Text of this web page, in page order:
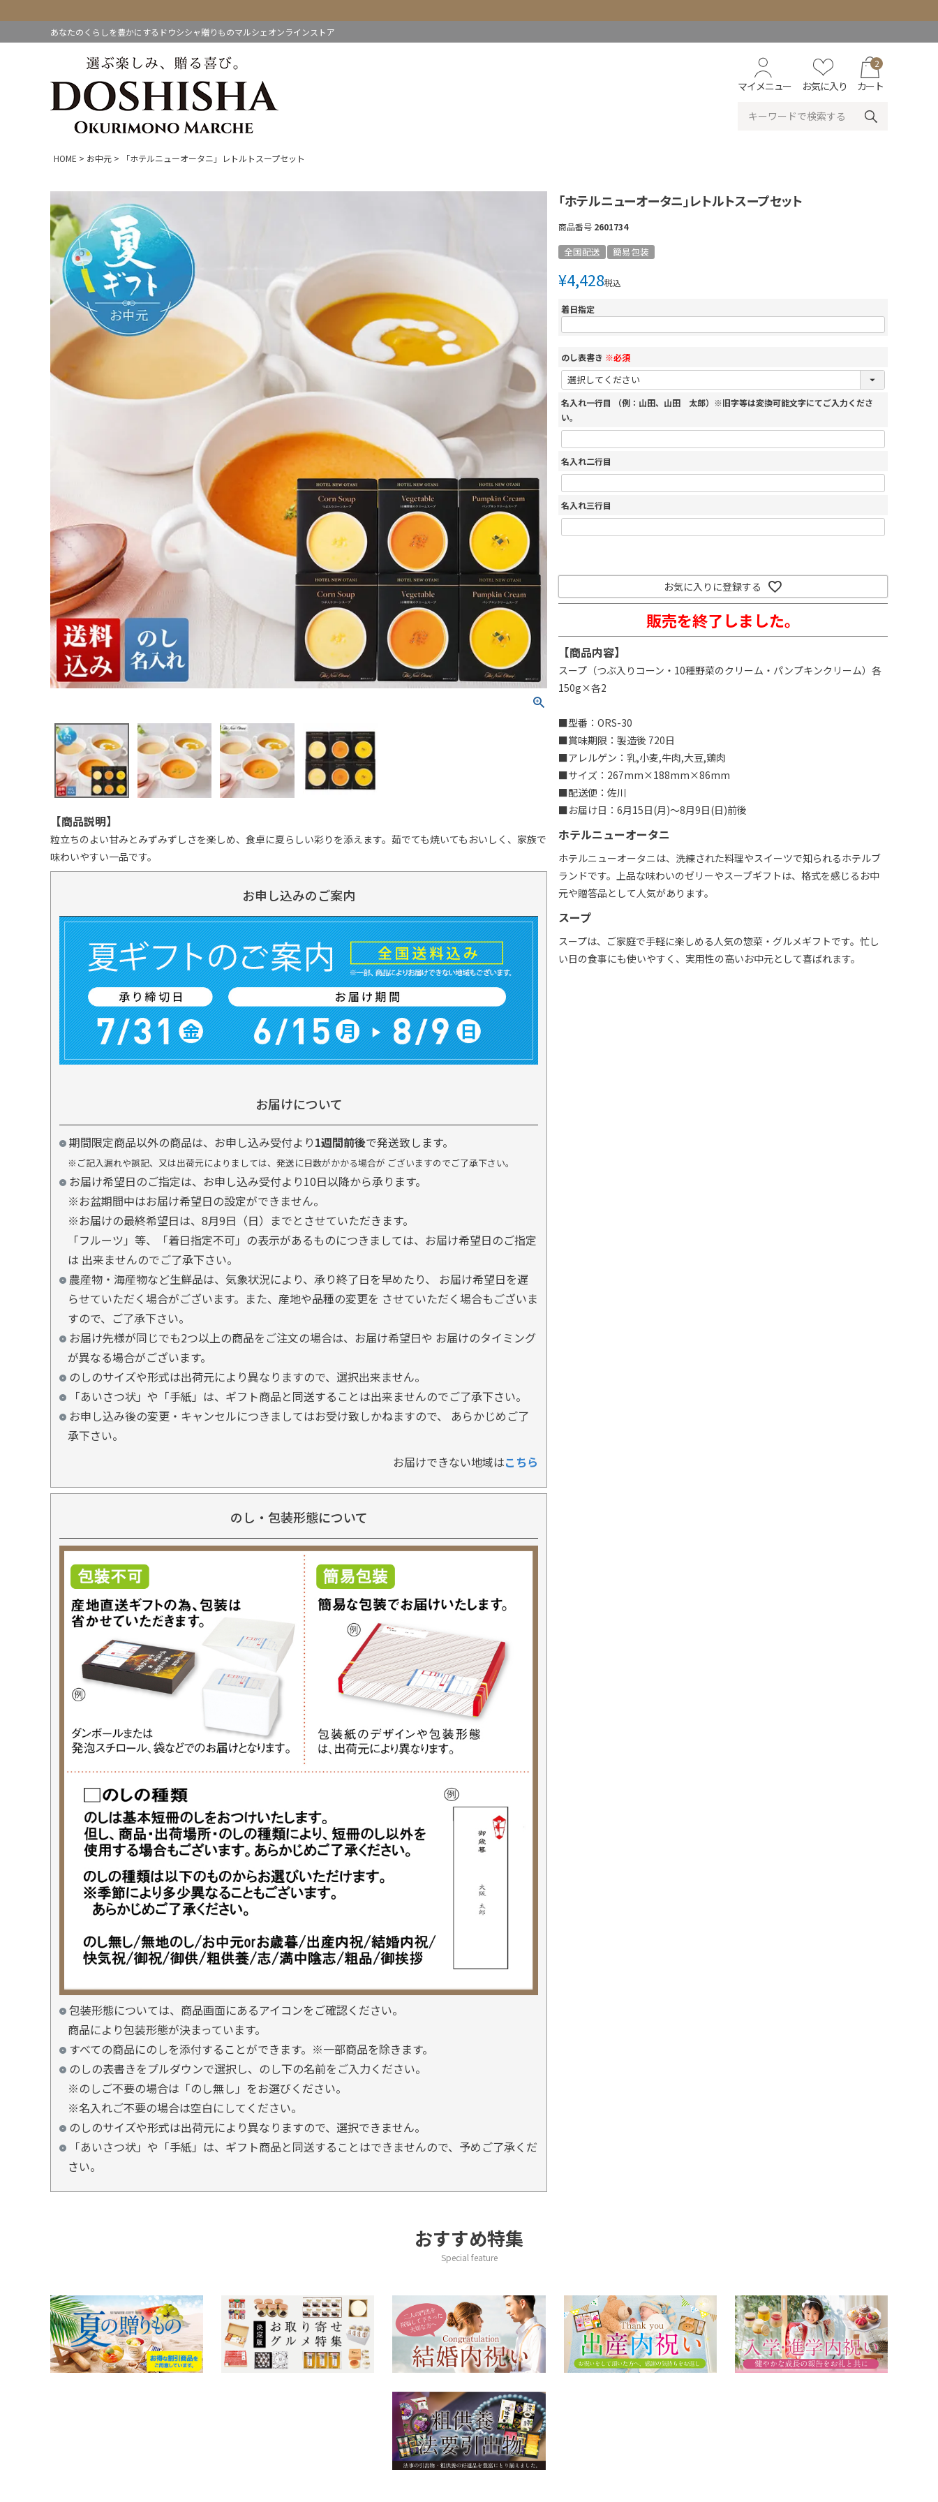
あなたのくらしを豊かにするドウシシャ贈りものマルシェオンラインストア
マイメニュー お気に入り
2
カート
HOME お中元 「ホテルニューオータニ」レトルトスープセット
【商品説明】
粒立ちのよい甘みとみずみずしさを楽しめ、食卓に夏らしい彩りを添えます。茹でても焼いてもおいしく、家族で
味わいやすい一品です。
お申し込みのご案内
お届けについて
期間限定商品以外の商品は、お申し込み受付より1週間前後で発送致します。
※ご記入漏れや誤記、又は出荷元によりましては、発送に日数がかかる場合が ございますのでご了承下さい。
お届け希望日のご指定は、お申し込み受付より10日以降から承ります。
※お盆期間中はお届け希望日の設定ができません。
※お届けの最終希望日は、8月9日（日）までとさせていただきます。
「フルーツ」等、「着日指定不可」の表示があるものにつきましては、お届け希望日のご指定
は 出来ませんのでご了承下さい。
農産物・海産物など生鮮品は、気象状況により、承り終了日を早めたり、 お届け希望日を遅
らせていただく場合がございます。また、産地や品種の変更を させていただく場合もございま
すので、ご了承下さい。
お届け先様が同じでも2つ以上の商品をご注文の場合は、お届け希望日や お届けのタイミング
が異なる場合がございます。
のしのサイズや形式は出荷元により異なりますので、選択出来ません。
「あいさつ状」や「手紙」は、ギフト商品と同送することは出来ませんのでご了承下さい。
お申し込み後の変更・キャンセルにつきましてはお受け致しかねますので、 あらかじめご了
承下さい。
お届けできない地域はこちら
のし・包装形態について
包装形態については、商品画面にあるアイコンをご確認ください。
商品により包装形態が決まっています。
すべての商品にのしを添付することができます。※一部商品を除きます。
のしの表書きをプルダウンで選択し、のし下の名前をご入力ください。
※のしご不要の場合は「のし無し」をお選びください。
※名入れご不要の場合は空白にしてください。
のしのサイズや形式は出荷元により異なりますので、選択できません。
「あいさつ状」や「手紙」は、ギフト商品と同送することはできませんので、予めご了承くだ
さい。
「ホテルニューオータニ」レトルトスープセット
商品番号 2601734
全国配送 簡易包装
¥4,428税込
着日指定
のし表書き ※必須
名入れ一行目 （例：山田、山田 太郎）※旧字等は変換可能文字にてご入力くださ
い。
名入れ二行目
名入れ三行目
お気に入りに登録する
販売を終了しました。
【商品内容】
スープ（つぶ入りコーン・10種野菜のクリーム・パンプキンクリーム）各
150g×各2
■型番：ORS-30
■賞味期限：製造後 720日
■アレルゲン：乳,小麦,牛肉,大豆,鶏肉
■サイズ：267mm×188mm×86mm
■配送便：佐川
■お届け日：6月15日(月)～8月9日(日)前後
ホテルニューオータニ
ホテルニューオータニは、洗練された料理やスイーツで知られるホテルブ
ランドです。上品な味わいのゼリーやスープギフトは、格式を感じるお中
元や贈答品として人気があります。
スープ
スープは、ご家庭で手軽に楽しめる人気の惣菜・グルメギフトです。忙し
い日の食事にも使いやすく、実用性の高いお中元として喜ばれます。
おすすめ特集
Special feature